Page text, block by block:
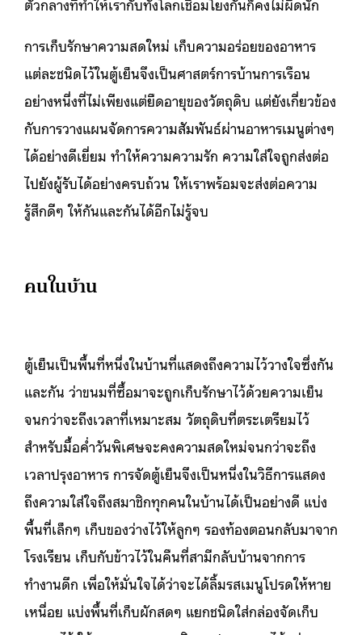
การเก็บรักษาความสดใหม่ เก็บความอร่อยของอาหาร
แต่ละชนิดไว้ในตู้เย็นจึงเป็นศาสตร์การบ้านการเรือน
อย่างหนึ่งที่ไม่เพียงแต่ยืดอายุของวัตถุดิบ แต่ยังเกี่ยวข้อง
กับการวางแผนจัดการความสัมพันธ์ผ่านอาหารเมนูต่างๆ
ได้อย่างดีเยี่ยม ทำให้ความความรัก ความใส่ใจถูกส่งต่อ
ไปยังผู้รับได้อย่างครบถ้วน ให้เราพร้อมจะส่งต่อความ
รู้สึกดีๆ ให้กันและกันได้อีกไม่รู้จบ
คนในบ้าน
ตู้เย็นเป็นพื้นที่หนึ่งในบ้านที่แสดงถึงความไว้วางใจซึ่งกัน
และกัน ว่าขนมที่ซื้อมาจะถูกเก็บรักษาไว้ด้วยความเย็น
จนกว่าจะถึงเวลาที่เหมาะสม วัตถุดิบที่ตระเตรียมไว้
สำหรับมื้อค่ำวันพิเศษจะคงความสดใหม่จนกว่าจะถึง
เวลาปรุงอาหาร การจัดตู้เย็นจึงเป็นหนึ่งในวิธีการแสดง
ถึงความใส่ใจถึงสมาชิกทุกคนในบ้านได้เป็นอย่างดี แบ่ง
พื้นที่เล็กๆ เก็บของว่างไว้ให้ลูกๆ รองท้องตอนกลับมาจาก
โรงเรียน เก็บกับข้าวไว้ในคืนที่สามีกลับบ้านจากการ
ทำงานดึก เพื่อให้มั่นใจได้ว่าจะได้ลิ้มรสเมนูโปรดให้หาย
เหนื่อย แบ่งพื้นที่เก็บผักสดๆ แยกชนิดใส่กล่องจัดเก็บ